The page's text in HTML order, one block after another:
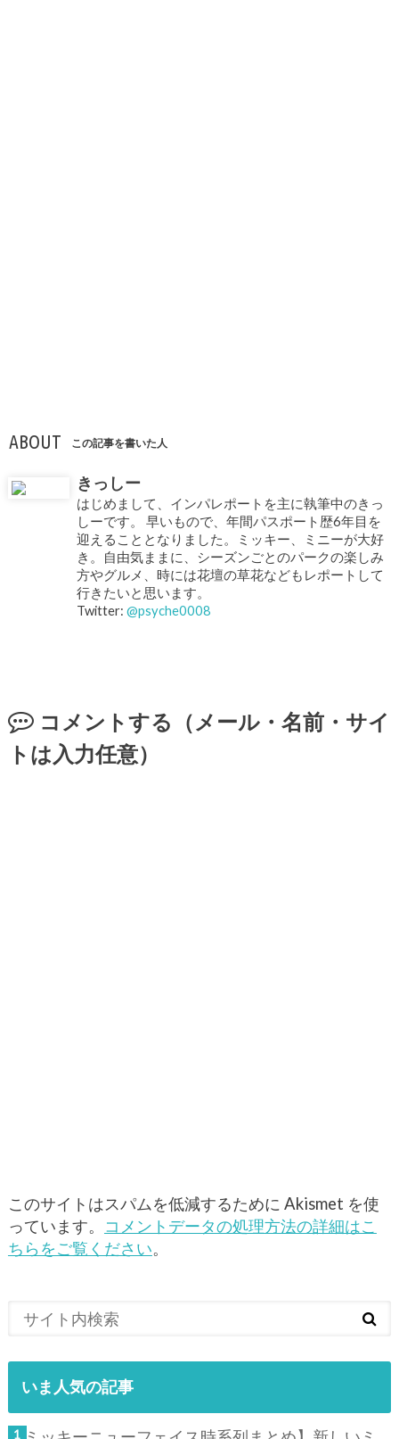
ABOUT この記事を書いた人
きっしー
はじめまして、インパレポートを主に執筆中のきっ
しーです。 早いもので、年間パスポート歴6年目を
迎えることとなりました。ミッキー、ミニーが大好
き。自由気ままに、シーズンごとのパークの楽しみ
方やグルメ、時には花壇の草花などもレポートして
行きたいと思います。
Twitter:@psyche0008
コメントする（メール・名前・サイ
トは入力任意）
このサイトはスパムを低減するために Akismet を使
っています。 コメントデータの処理方法の詳細はこ
ちらをご覧ください。
いま人気の記事